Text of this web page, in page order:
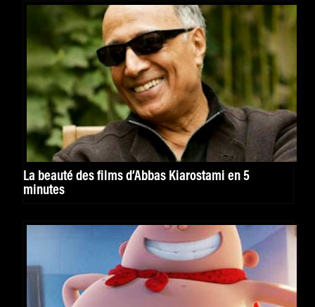
La beauté des films d’Abbas Kiarostami en 5
minutes